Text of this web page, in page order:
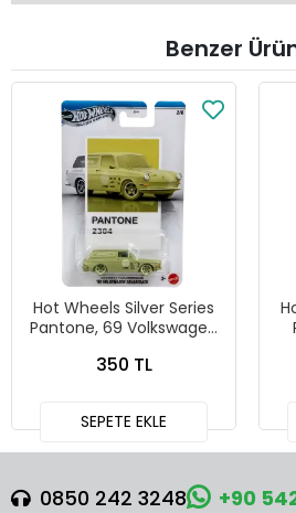
Benzer
Hot Wheels Silver Series
Pantone, 69 Volkswagen
350 TL
SEPETE EKLE
0850 242 3248 +90